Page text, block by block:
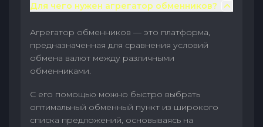
Для чего нужен агрегатор обменников?
Агрегатор обменников — это платформа,
предназначенная для сравнения условий
обмена валют между различными
обменниками.
С его помощью можно быстро выбрать
оптимальный обменный пункт из широкого
списка предложений, основываясь на